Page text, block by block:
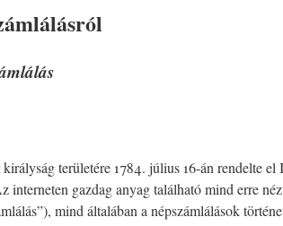
területére 1784. július 16-án rendelte el
interneten gazdag anyag található mind erre
mind általában a népszámlálások